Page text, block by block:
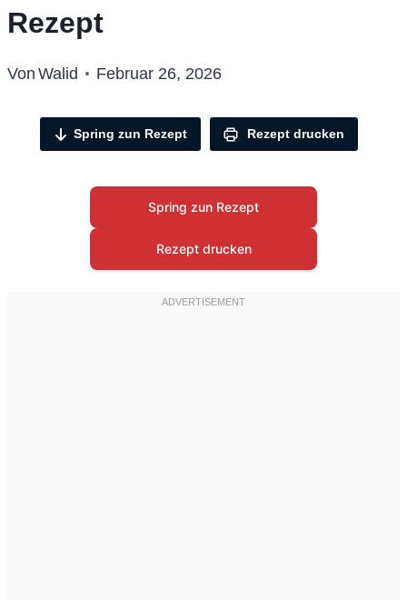
Rezept
Von Walid Februar 26, 2026
Spring zun Rezept Rezept drucken
Spring zun Rezept
Rezept drucken